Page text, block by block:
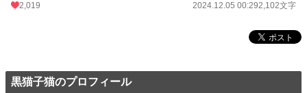
2,019 2024.12.05 00:292,102文字
黒猫子猫のプロフィール